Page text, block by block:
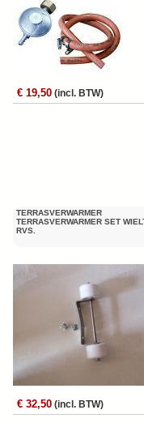
€ 19,50 (incl. BTW)
TERRASVERWARMER
TERRASVERWARMER SET
RVS.
€ 32,50 (incl. BTW)